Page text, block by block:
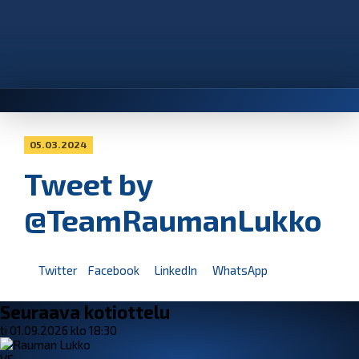
05.03.2024
Tweet by
@TeamRaumanLukko
Twitter Facebook LinkedIn WhatsApp
Seuraava kotiottelu
ti 01.09.2026 klo 18:30